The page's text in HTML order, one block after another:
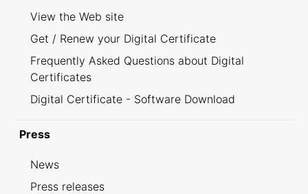
View the Web site
Get / Renew your Digital Certificate
Frequently Asked Questions about Digital
Certificates
Digital Certificate - Software Download
Press
News
Press releases